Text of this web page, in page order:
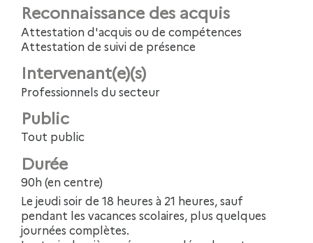
Reconnaissance des acquis
Attestation d'acquis ou de compétences
Attestation de suivi de présence
Intervenant(e)(s)
Professionnels du secteur
Public
Tout public
Durée
90h (en centre)
Le jeudi soir de 18 heures à 21 heures, sauf
pendant les vacances scolaires, plus quelques
journées complètes.